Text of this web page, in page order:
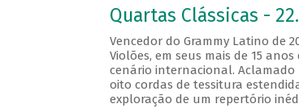
Quartas Clássicas -
Vencedor do Grammy Latino de
Violões, em seus mais de 15
cenário internacional. Aclamado
oito cordas de tessitura
exploração de um repertório